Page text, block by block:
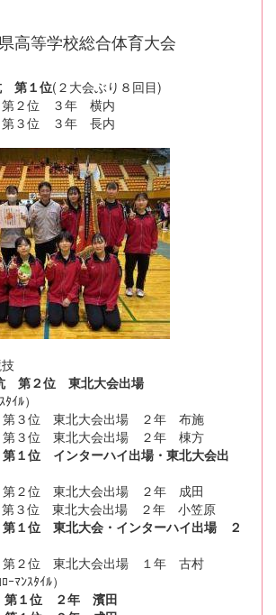
高等学校総合体育大会
第１位(２大会ぶり８回目)
２位 ３年 横内
年 長内
第２位 東北大会出場
ﾙ）
位 東北大会出場 ２年 布施
位 東北大会出場 ２年 棟方
第１位 インターハイ出場・東北大会出
位 東北大会出場 ２年 成田
位 東北大会出場 ２年 小笠原
第１位 東北大会・インターハイ出場 ２
２位 東北大会出場 １年 古村
ﾝｽﾀｲﾙ）
第１位 ２年 濱田